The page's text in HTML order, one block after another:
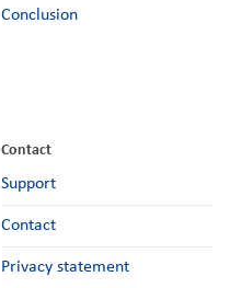
Conclusion
Contact
Support
Contact
Privacy statement